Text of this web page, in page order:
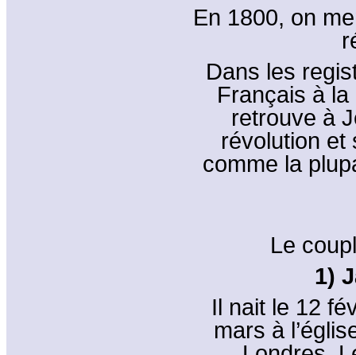
En 1800, on
Dans les
Français à
retrouve à
révolution et
comme la
Le
1)
Il nait le 12
mars à